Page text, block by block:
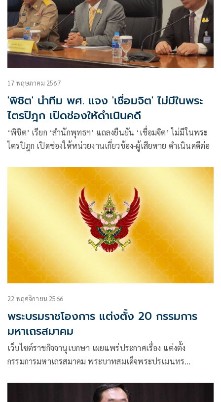
17 พฤษภาคม 2567
'พิชิต' นำทีม พศ. แจง 'เชื่อมจิต' ไม่มีในพระ
ไตรปิฎก เปิดช่องให้ดำเนินคดี
‘พิชิต’ เรียก ‘สำนักพุทธฯ’ แถลงยืนยัน ‘เชื่อมจิต’ ไม่มีในพระ
ไตรปิฎก เปิดช่องให้หน่วยงานเกี่ยวข้อง-ผู้เสียหาย ดำเนินคดีต่อ
22 พฤศจิกายน 2566
พระบรมราชโองการ แต่งตั้ง 20 กรรมการ
มหาเถรสมาคม
เว็บไซต์ราชกิจจานุเบกษา เผยแพร่ประกาศเรื่อง แต่งตั้ง
กรรมการมหาเถรสมาคม พระบาทสมเด็จพระปรเมนทร